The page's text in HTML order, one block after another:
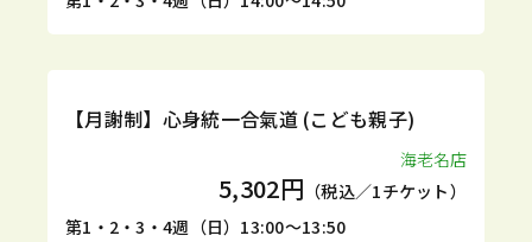
定期 体験
【月謝制】心身統一合氣道 (こども親子)
海老名店
5,302円 （税込／1チケット）
第1・2・3・4週（日）13:00～13:50